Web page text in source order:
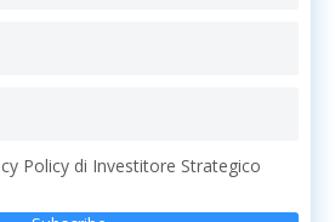
Policy di Investitore Strategico